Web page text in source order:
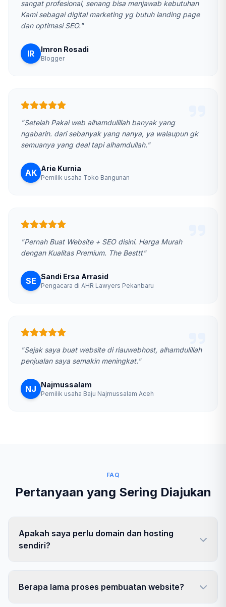
sangat profesional, senang bisa menjawab kebutuhan
Kami sebagai digital marketing yg butuh landing page
dan optimasi SEO."
IR Imron Rosadi
Blogger
"Setelah Pakai web alhamdulillah banyak yang
ngabarin. dari sebanyak yang nanya, ya walaupun gk
semuanya yang deal tapi alhamdullah."
AK Arie Kurnia
Pemilik usaha Toko Bangunan
"Pernah Buat Website + SEO disini. Harga Murah
dengan Kualitas Premium. The Besttt"
SE Sandi Ersa Arrasid
Pengacara di AHR Lawyers Pekanbaru
"Sejak saya buat website di riauwebhost, alhamdulillah
penjualan saya semakin meningkat."
NJ Najmussalam
Pemilik usaha Baju Najmussalam Aceh
FAQ
Pertanyaan yang Sering Diajukan
Apakah saya perlu domain dan hosting
sendiri?
Berapa lama proses pembuatan website?